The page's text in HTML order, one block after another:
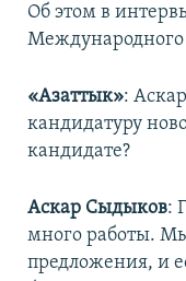
Об этом в
Международного
«Азаттык»:
кандидатуру
кандидате?
Аскар Сыдыков:
много работы.
предложения, и